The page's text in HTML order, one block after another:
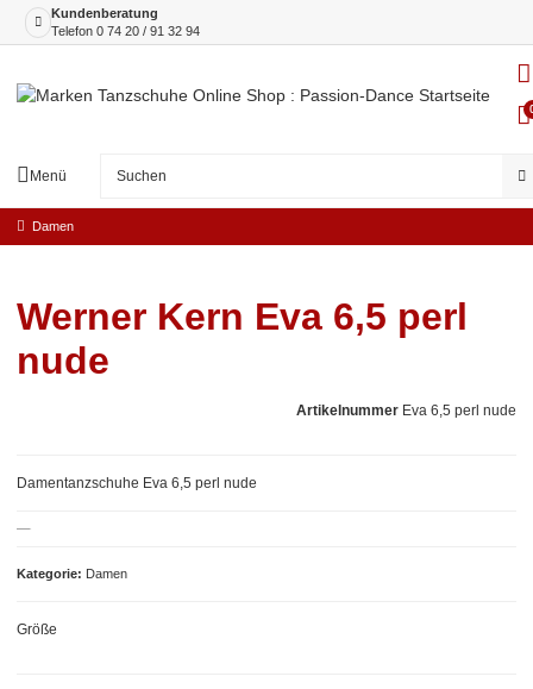
Kundenberatung
Telefon 0 74 20 / 91 32 94
Menü
Damen
Werner Kern Eva 6,5 perl
nude
Artikelnummer Eva 6,5 perl nude
Kategorie Damen
Damentanzschuhe Eva 6,5 perl nude
Größe